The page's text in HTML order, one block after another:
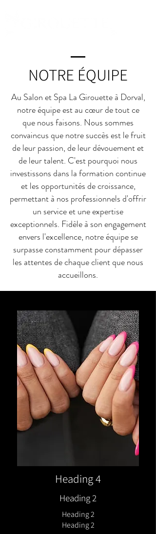
NOTRE ÉQUIPE
Au Salon et Spa La Girouette à Dorval,
notre équipe est au cœur de tout ce
que nous faisons. Nous sommes
convaincus que notre succès est le fruit
de leur passion, de leur dévouement et
de leur talent. C'est pourquoi nous
investissons dans la formation continue
et les opportunités de croissance,
permettant à nos professionnels d'offrir
un service et une expertise
exceptionnels. Fidèle à son engagement
envers l'excellence, notre équipe se
surpasse constamment pour dépasser
les attentes de chaque client que nous
accueillons.
Heading 4
Heading 2
Heading 2
Heading 2